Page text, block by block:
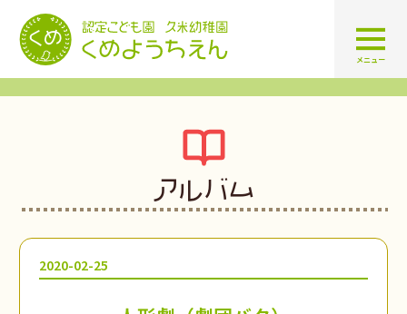
認定こども園 学校法人久米幼
メニュー
アルバム
2020-02-25